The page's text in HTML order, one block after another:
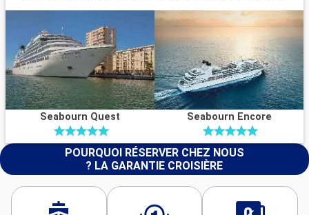
Seabourn Quest Seabourn Encore
POURQUOI RÉSERVER CHEZ NOUS
? LA GARANTIE CROISIÈRE